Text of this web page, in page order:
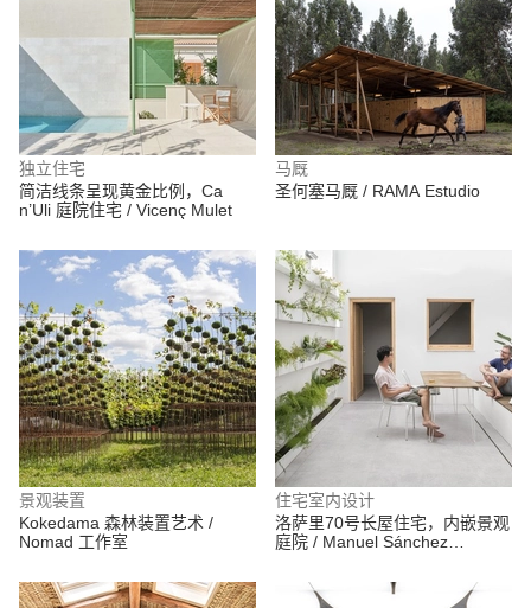
独立住宅
简洁线条呈现黄金比例，Ca
n’Uli 庭院住宅 / Vicenç Mulet
马厩
圣何塞马厩 / RAMA Estudio
景观装置
Kokedama 森林装置艺术 /
Nomad 工作室
住宅室内设计
洛萨里70号长屋住宅，内嵌景观
庭院 / Manuel Sánchez